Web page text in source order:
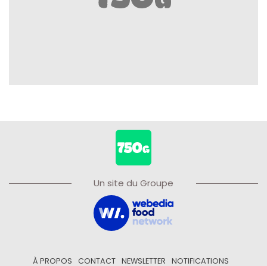
Un site du Groupe
À PROPOS CONTACT NEWSLETTER NOTIFICATIONS